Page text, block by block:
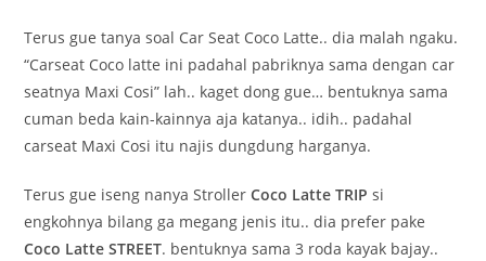
Terus gue tanya soal Car Seat Coco Latte.. dia malah ngaku.
“Carseat Coco latte ini padahal pabriknya sama dengan car
seatnya Maxi Cosi” lah.. kaget dong gue… bentuknya sama
cuman beda kain-kainnya aja katanya.. idih.. padahal
carseat Maxi Cosi itu najis dungdung harganya.
Terus gue iseng nanya StrollerCoco Latte TRIP si
engkohnya bilang ga megang jenis itu.. dia prefer pake
Coco Latte STREET. bentuknya sama 3 roda kayak bajay..